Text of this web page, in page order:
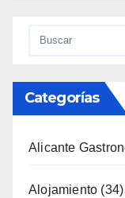
Artesanía(13)
Costa(51)
Cultura(335)